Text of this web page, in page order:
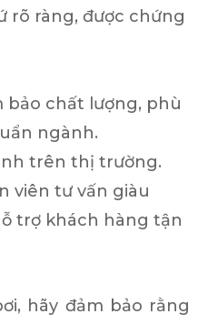
rõ ràng, được chứng
bảo chất lượng, phù
ngành.
trên thị trường.
viên tư vấn giàu
trợ khách hàng tận
hãy đảm bảo rằng